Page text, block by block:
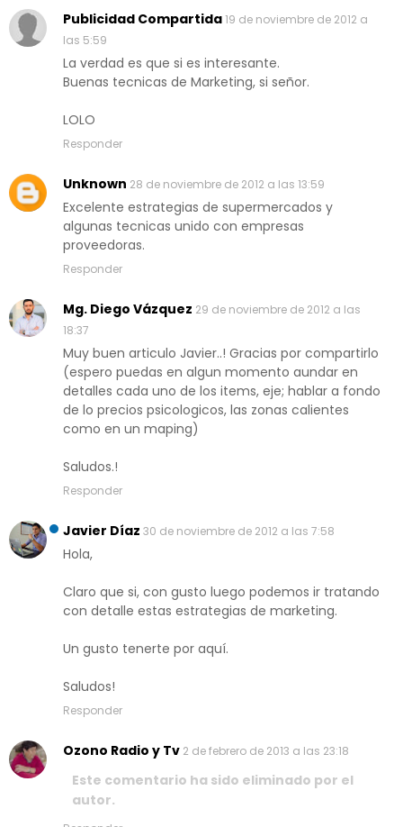
Publicidad Compartida19 de noviembre de 2012 a
las 5:59
La verdad es que si es interesante.
Buenas tecnicas de Marketing, si señor.
LOLO
Responder
Unknown 28 de noviembre de 2012 a las 13:59
Excelente estrategias de supermercados y
algunas tecnicas unido con empresas
proveedoras.
Responder
Mg. Diego Vázquez 29 de noviembre de 2012 a las
18:37
Muy buen articulo Javier..! Gracias por compartirlo
(espero puedas en algun momento aundar en
detalles cada uno de los items, eje; hablar a fondo
de lo precios psicologicos, las zonas calientes
como en un maping)
Saludos.!
Responder
Javier Díaz 30 de noviembre de 2012 a las 7:58
Hola,
Claro que si, con gusto luego podemos ir tratando
con detalle estas estrategias de marketing.
Un gusto tenerte por aquí.
Saludos!
Responder
Ozono Radio y Tv 2 de febrero de 2013 a las 23:18
Este comentario ha sido eliminado por el
autor.